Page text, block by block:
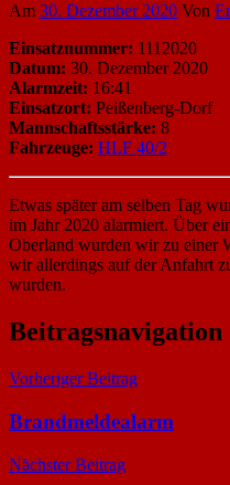
Am 30. Dezember 2020 Von
Einsatznummer: 1112020
Datum: 30. Dezember 2020
Alarmzeit: 16:41
Einsatzort: Peißenberg-Dorf
Mannschaftsstärke: 8
Fahrzeuge: HLF 40/2
Etwas später am selben Tag
im Jahr 2020 alarmiert. Über
Oberland wurden wir zu einer
wir allerdings auf der Anfahrt
wurden.
Beitragsnavigation
Vorheriger Beitrag
Brandmeldealarm
Nächster Beitrag